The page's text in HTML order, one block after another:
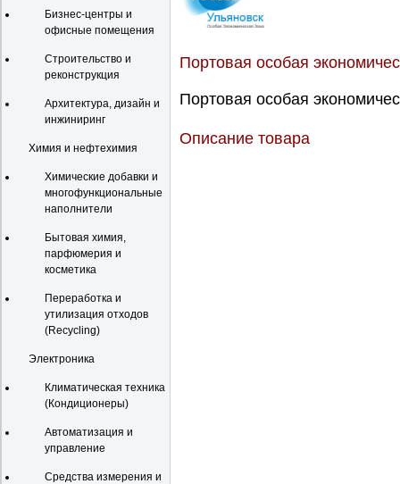
Бизнес-центры и
офисные помещения
Строительство и
реконструкция
Архитектура, дизайн и
инжиниринг
Химия и нефтехимия
Химические добавки и
многофункциональные
наполнители
Бытовая химия,
парфюмерия и
косметика
Переработка и
утилизация отходов
(Recycling)
Электроника
Климатическая техника
(Кондиционеры)
Автоматизация и
управление
Средства измерения и
Портовая особая
Портовая особая
Описание товара